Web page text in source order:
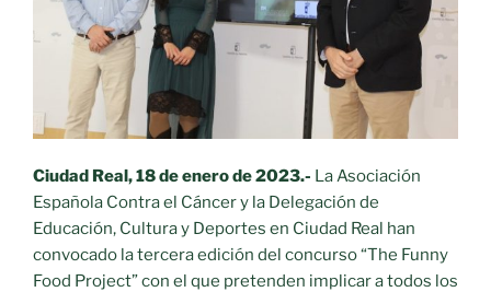
Ciudad Real, 18 de enero de 2023.- La Asociación
Española Contra el Cáncer y la Delegación de
Educación, Cultura y Deportes en Ciudad Real han
convocado la tercera edición del concurso “The Funny
Food Project” con el que pretenden implicar a todos los